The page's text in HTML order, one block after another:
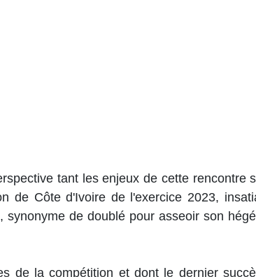
tant les enjeux de cette rencontre
de Côte d'Ivoire de l'exercice 2023,
synonyme de doublé pour asseoir son
de la compétition et dont le dernier